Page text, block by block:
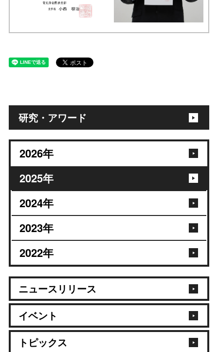
研究・アワード
2026年
2025年
2024年
2023年
2022年
ニュースリリース
イベント
トピックス